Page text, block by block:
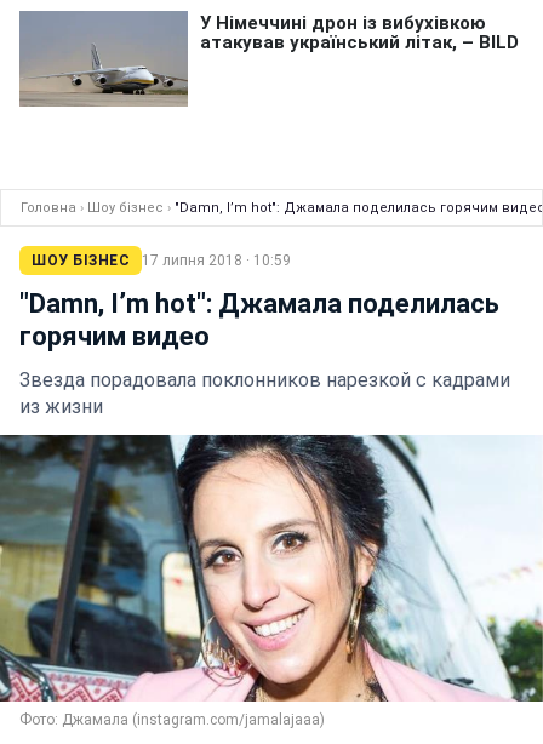
Головна › Шоу бізнес › "Damn, I’m hot": Джамала поделилась горячим
ШОУ БІЗНЕС 17 липня 2018 · 10:59
"Damn, I’m hot": Джамала поделилась
горячим видео
Звезда порадовала поклонников нарезкой с кадрами
из жизни
Фото: Джамала (instagram.com/jamalajaaa)